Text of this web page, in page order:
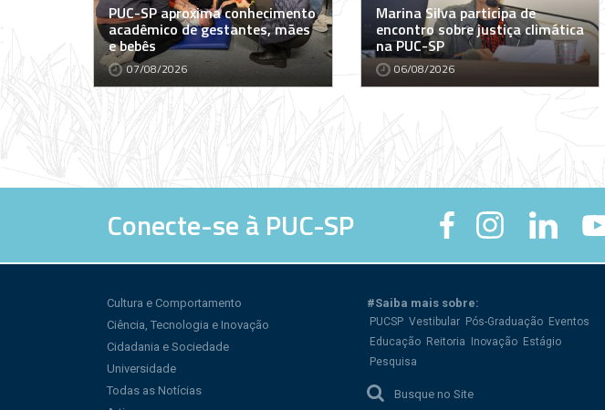
PUC-SP aproxima conhecimento
acadêmico de gestantes, mães
e bebês
07/08/2026
Marina Silva participa de
encontro sobre justiça climática
na PUC-SP
06/08/2026
Conecte-se à PUC-SP
Cultura e Comportamento
Ciência, Tecnologia e Inovação
Cidadania e Sociedade
Universidade
Todas as Notícias
#Saiba mais sobre:
PUCSP Vestibular Pós-Graduação Eventos
Educação Reitoria Inovação Estágio
Pesquisa
Busque no Site